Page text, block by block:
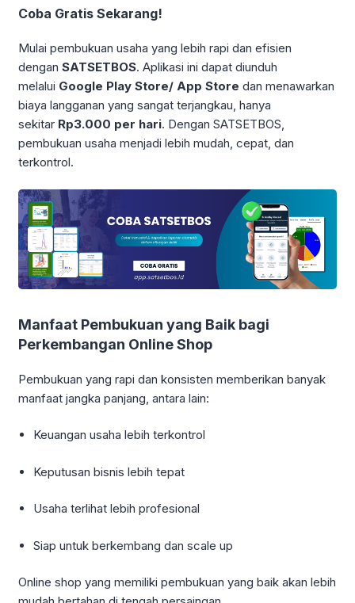
Coba Gratis Sekarang!
Mulai pembukuan usaha yang lebih rapi dan efisien
dengan SATSETBOS. Aplikasi ini dapat diunduh
melalui Google Play Store/ App Store dan menawarkan
biaya langganan yang sangat terjangkau, hanya
sekitar Rp3.000 per hari. Dengan SATSETBOS,
pembukuan usaha menjadi lebih mudah, cepat, dan
terkontrol.
Manfaat Pembukuan yang Baik bagi
Perkembangan Online Shop
Pembukuan yang rapi dan konsisten memberikan banyak
manfaat jangka panjang, antara lain:
Keuangan usaha lebih terkontrol
Keputusan bisnis lebih tepat
Usaha terlihat lebih profesional
Siap untuk berkembang dan scale up
Online shop yang memiliki pembukuan yang baik akan lebih